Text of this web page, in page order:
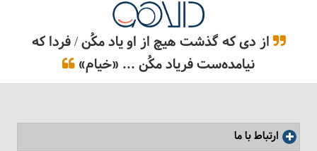
از دی که گذشت هیچ از او یاد مکُن / فردا که
نیامده‌ست فریاد مکُن ... «خیام»
ارتباط با ما